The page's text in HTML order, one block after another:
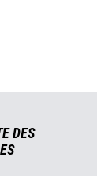
DES